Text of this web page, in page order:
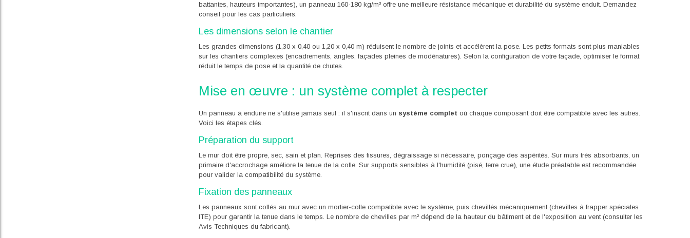
battantes, hauteurs importantes), un panneau 160-180 kg/m³ offre une meilleure résistance mécanique et durabilité du système enduit. Demandez
conseil pour les cas particuliers.
Les dimensions selon le chantier
Les grandes dimensions (1,30 x 0,40 ou 1,20 x 0,40 m) réduisent le nombre de joints et accélèrent la pose. Les petits formats sont plus maniables
sur les chantiers complexes (encadrements, angles, façades pleines de modénatures). Selon la configuration de votre façade, optimiser le format
réduit le temps de pose et la quantité de chutes.
Mise en œuvre : un système complet à respecter
Un panneau à enduire ne s'utilise jamais seul : il s'inscrit dans un système complet où chaque composant doit être compatible avec les autres.
Voici les étapes clés.
Préparation du support
Le mur doit être propre, sec, sain et plan. Reprises des fissures, dégraissage si nécessaire, ponçage des aspérités. Sur murs très absorbants, un
primaire d'accrochage améliore la tenue de la colle. Sur supports sensibles à l'humidité (pisé, terre crue), une étude préalable est recommandée
pour valider la compatibilité du système.
Fixation des panneaux
Les panneaux sont collés au mur avec un mortier-colle compatible avec le système, puis chevillés mécaniquement (chevilles à frapper spéciales
ITE) pour garantir la tenue dans le temps. Le nombre de chevilles par m² dépend de la hauteur du bâtiment et de l'exposition au vent (consulter les
Avis Techniques du fabricant).